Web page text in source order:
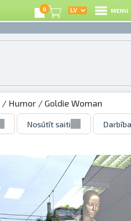
0 MENU
/ Humor / Goldie Woman
Nosūtīt saiti